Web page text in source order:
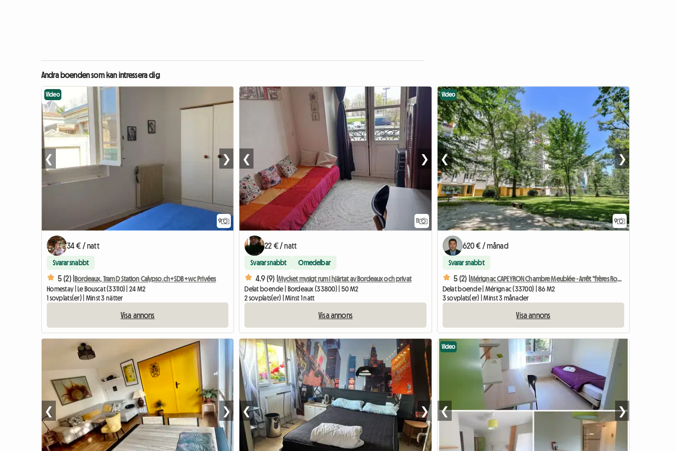
Andra boenden som kan intressera dig
9
Video
❮ ❯
34 € / natt
Svarar snabbt
5 (2) |Bordeaux, Tram D Station Calypso.ch+SDB+wc Privées
Homestay | Le Bouscat (33110) | 24 M2
1 sovplats(er) | Minst 3 nätter
Visa annons
11
❮ ❯
22 € / natt
Svarar snabbt Omedelbar
4.9 (9) | Mycket mysigt rum i hjärtat av Bordeaux och privat
Delat boende | Bordeaux (33800) | 50 M2
2 sovplats(er) | Minst 1 natt
Visa annons
9
Video
❮ ❯
620 € / månad
Svarar snabbt
5 (2) |
Mérignac CAPEYRON Chambre Meublée - Arrêt "frères Robinson"
Delat boende | Mérignac (33700) | 86 M2
3 sovplats(er) | Minst 3 månader
Visa annons
❮ ❯ ❮ ❯
Video
❮ ❯